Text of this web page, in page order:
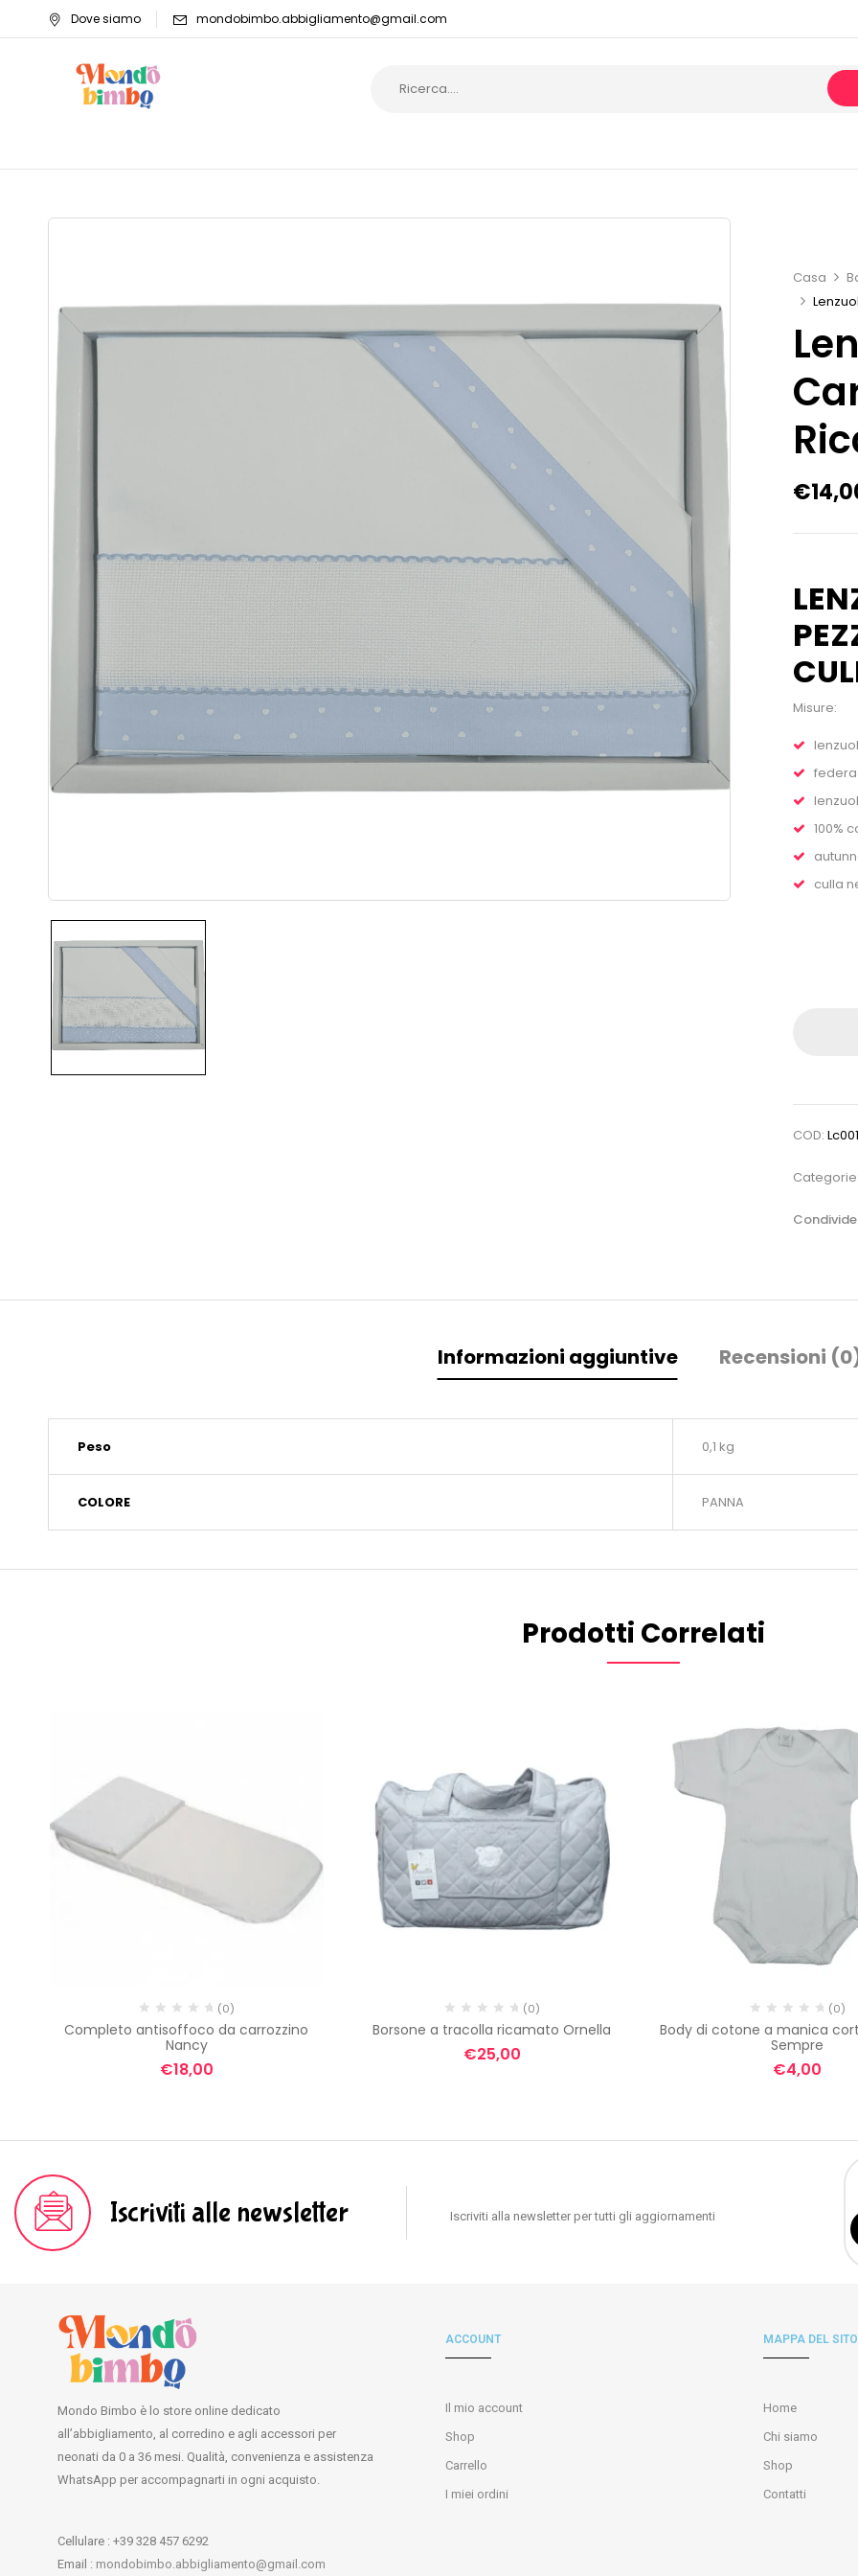
Dove siamo mondobimbo.abbigliamento@gmail.com
Casa
€
Misure:
federa
100%
culla
COD:
Informazioni aggiuntive Recensioni
Peso 0,1 kg
COLORE PANNA
Prodotti Correlati
(0)
Completo antisoffoco da carrozzino
Nancy
€18,00
(0)
Borsone a tracolla ricamato Ornella
€25,00
(0)
Body di cotone a manica
Sempre
€4,00
Iscriviti alle newsletter Iscriviti alla newsletter per tutti gli aggiornamenti
Mondo Bimbo è lo store online dedicato
all’abbigliamento, al corredino e agli accessori per
neonati da 0 a 36 mesi. Qualità, convenienza e assistenza
WhatsApp per accompagnarti in ogni acquisto.
Cellulare : +39 328 457 6292
Email : mondobimbo.abbigliamento@gmail.com
ACCOUNT
Il mio account
Shop
Carrello
I miei ordini
MAPPA DEL SITO
Home
Chi siamo
Shop
Contatti